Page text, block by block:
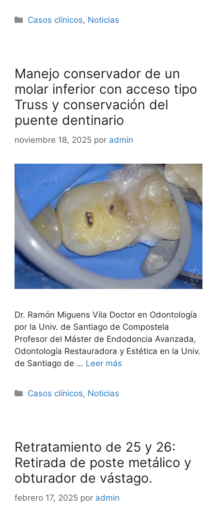
Casos clínicos, Noticias
Manejo conservador de un
molar inferior con acceso tipo
Truss y conservación del
puente dentinario
noviembre 18, 2025 por admin
Dr. Ramón Miguens Vila Doctor en Odontología
por la Univ. de Santiago de Compostela
Profesor del Máster de Endodoncia Avanzada,
Odontología Restauradora y Estética en la Univ.
de Santiago de … Leer más
Casos clínicos, Noticias
Retratamiento de 25 y 26:
Retirada de poste metálico y
obturador de vástago.
febrero 17, 2025 por admin